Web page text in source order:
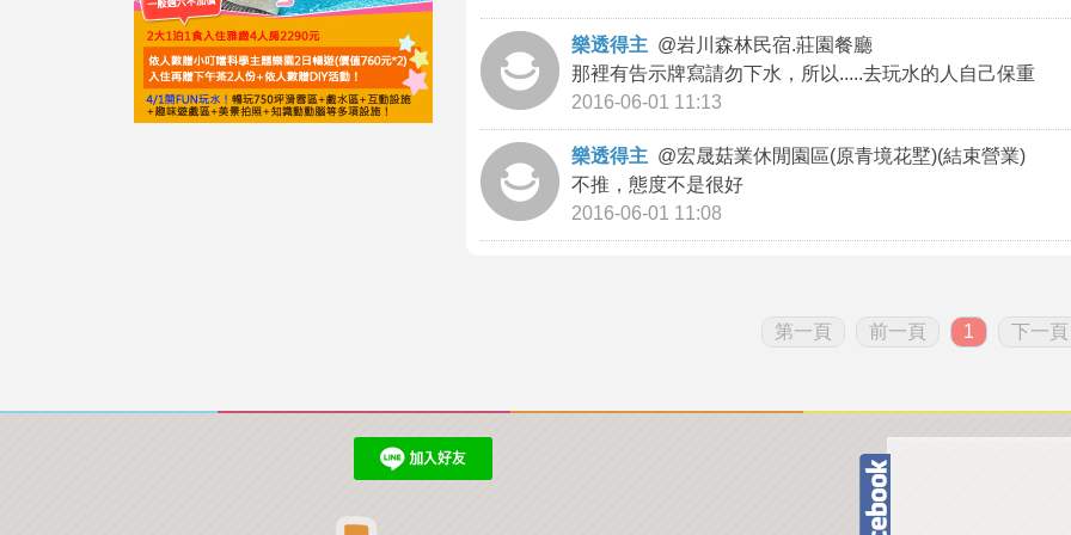
樂透得主 @岩川森林民宿.莊園餐廳
那裡有告示牌寫請勿下水，所以.....去玩水的人自己保重
2016-06-01 11:13
樂透得主 @宏晟菇業休閒園區(原青境花墅)(結束營業)
不推，態度不是很好
2016-06-01 11:08
第一頁 前一頁 1 下一頁